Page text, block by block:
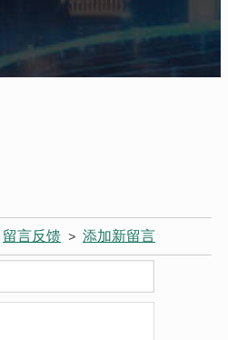
留言反馈 > 添加新留言